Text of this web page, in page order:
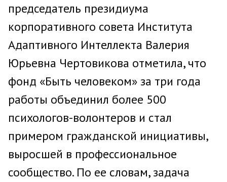
председатель президиума
корпоративного совета Института
Адаптивного Интеллекта Валерия
Юрьевна Чертовикова отметила, что
фонд «Быть человеком» за три года
работы объединил более 500
психологов-волонтеров и стал
примером гражданской инициативы,
выросшей в профессиональное
сообщество. По ее словам, задача